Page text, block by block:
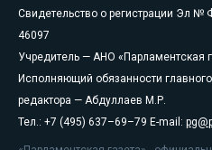
Свидетельство о регистрации Эл №
46097
Учредитель — АНО «Парламентская
Исполняющий обязанности главного
редактора — Абдуллаев М.Р.
Тел.: +7 (495) 637–69–79 E-mail: